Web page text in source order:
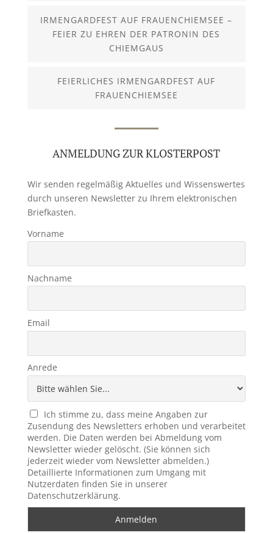
IRMENGARDFEST AUF FRAUENCHIEMSEE –
FEIER ZU EHREN DER PATRONIN DES
CHIEMGAUS
FEIERLICHES IRMENGARDFEST AUF
FRAUENCHIEMSEE
ANMELDUNG ZUR KLOSTERPOST
Wir senden regelmäßig Aktuelles und Wissenswertes
durch unseren Newsletter zu Ihrem elektronischen
Briefkasten.
Vorname
Nachname
Email
Anrede
Ich stimme zu, dass meine Angaben zur
Zusendung des Newsletters erhoben und verarbeitet
werden. Die Daten werden bei Abmeldung vom
Newsletter wieder gelöscht. (Sie können sich
jederzeit wieder vom Newsletter abmelden.)
Detaillierte Informationen zum Umgang mit
Nutzerdaten finden Sie in unserer
Datenschutzerklärung.